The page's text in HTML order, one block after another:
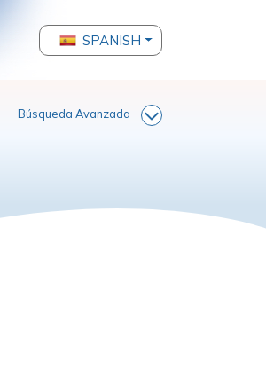
SPANISH
Búsqueda Avanzada